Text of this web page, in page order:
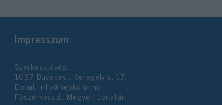
Impresszum
Szerkesztőség:
1037 Budapest, Seregély u. 17.
Email: info@neokohn.hu
Főszerkesztő: Megyeri Jonatán